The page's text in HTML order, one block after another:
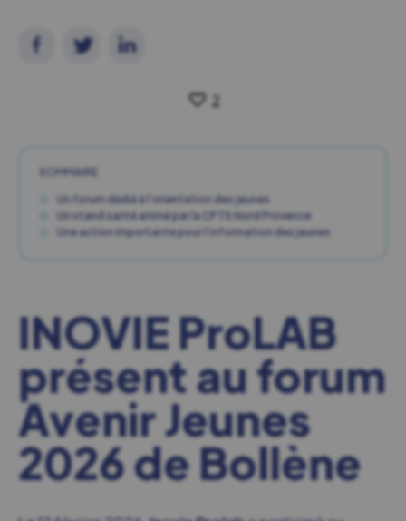
2
SOMMAIRE
Un forum dédié à l’orientation des jeunes
Un stand santé animé par la CPTS Nord Provence
Une action importante pour l’information des jeunes
INOVIE ProLAB
présent au forum
Avenir Jeunes
2026 de Bollène